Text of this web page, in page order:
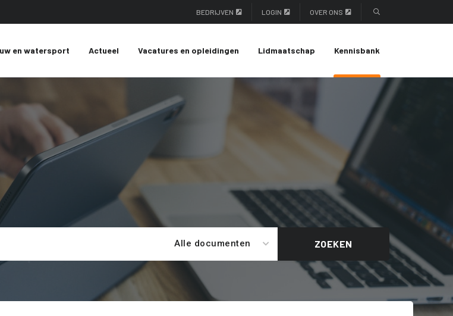
BEDRIJVEN LOGIN OVER ONS
en watersport Actueel Vacatures en opleidingen Lidmaatschap Kennisbank
Alle documenten ZOEKEN